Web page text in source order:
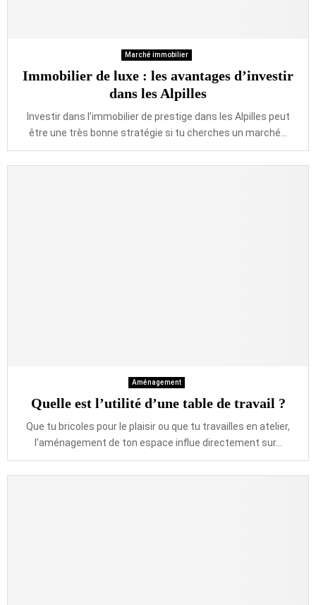
Marché immobilier
Immobilier de luxe : les avantages d’investir
dans les Alpilles
Investir dans l’immobilier de prestige dans les Alpilles peut
être une très bonne stratégie si tu cherches un marché...
Aménagement
Quelle est l’utilité d’une table de travail ?
Que tu bricoles pour le plaisir ou que tu travailles en atelier,
l’aménagement de ton espace influe directement sur...